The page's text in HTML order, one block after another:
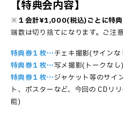
【特典会内容】
※ １会計¥1,000(税込)ごとに特
端数は切り捨てになります。ご注
特典券１枚…チェキ撮影(サイン
特典券１枚…写メ撮影(トークなし)
特典券１枚…ジャケット等のサイ
ト、ポスターなど、今回の CDリ
能)